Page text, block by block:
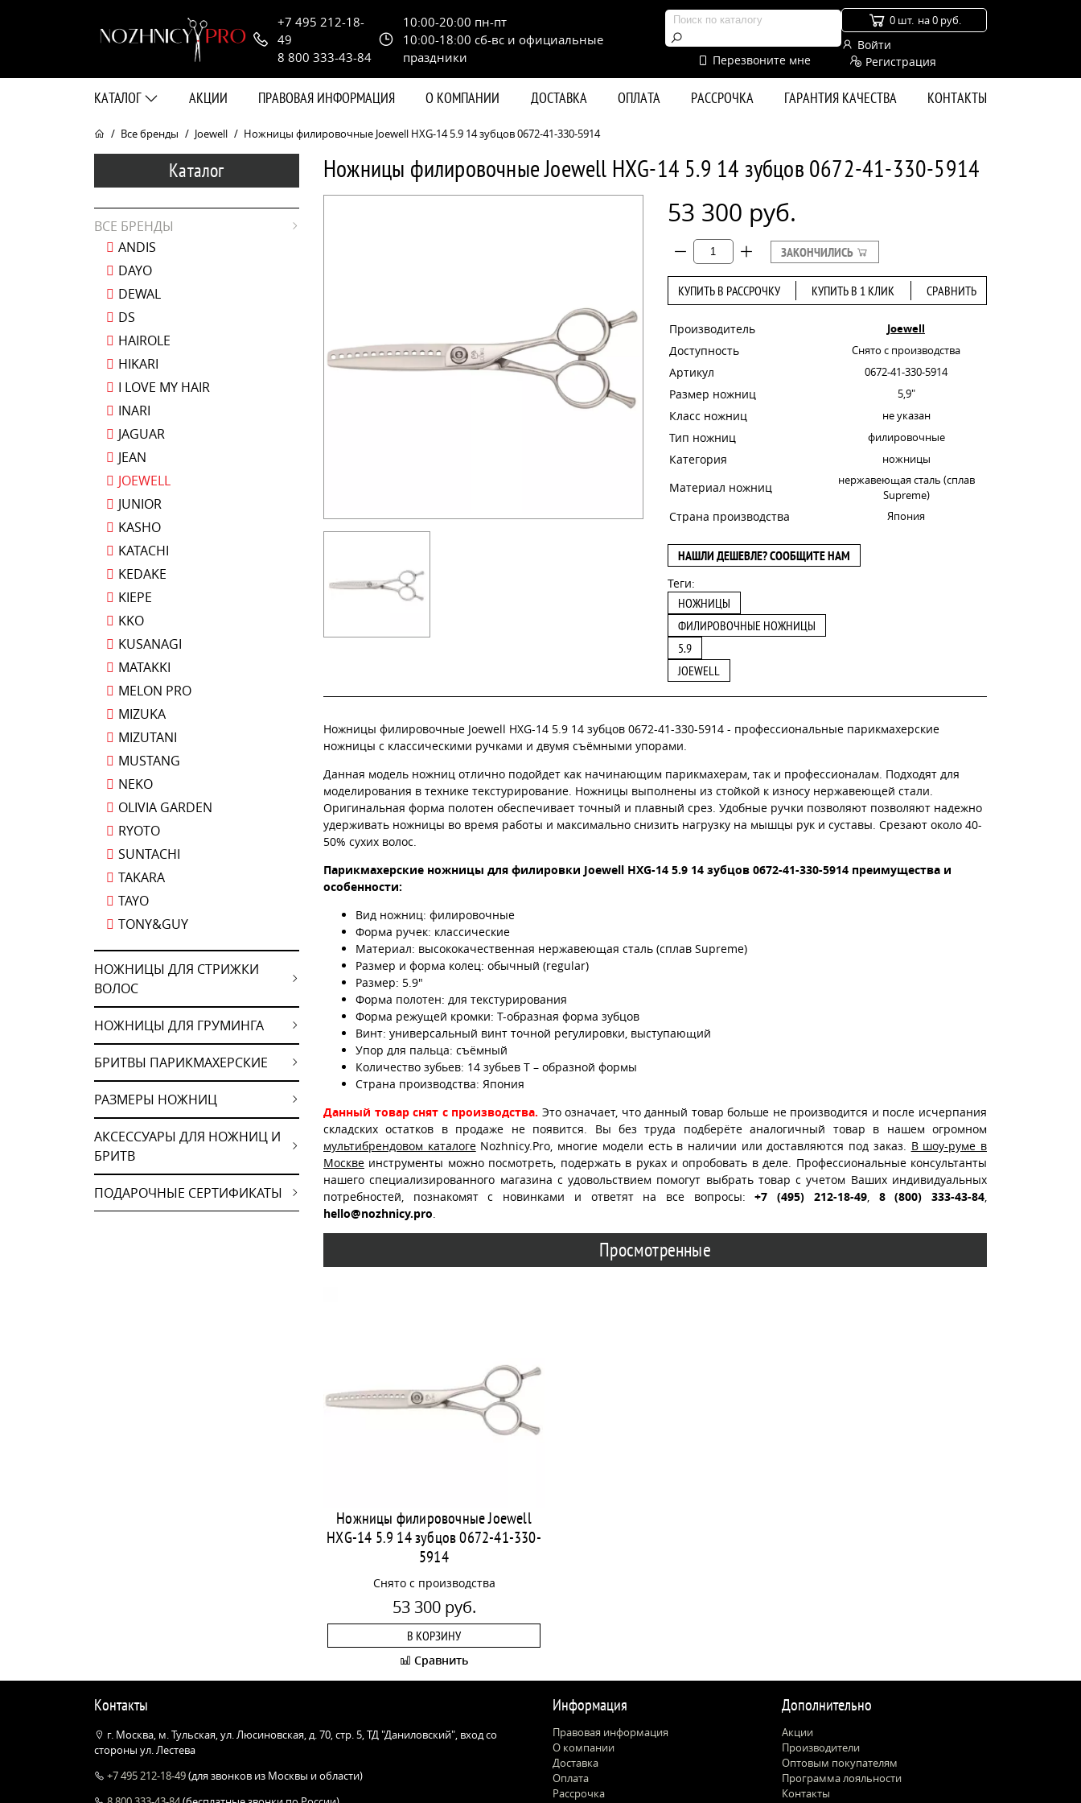
+7 495 212-18-
49
8 800 333-43-84
10:00-20:00 пн-пт
10:00-18:00 сб-вс и официальные
праздники
Перезвоните мне
0 шт. на 0 руб.
Войти
Регистрация
КАТАЛОГ АКЦИИ ПРАВОВАЯ ИНФОРМАЦИЯ О КОМПАНИИ ДОСТАВКА ОПЛАТА РАССРОЧКА ГАРАНТИЯ КАЧЕСТВА КОНТАКТЫ
Все бренды Joewell Ножницы филировочные Joewell HXG-14 5.9 14 зубцов 0672-41-330-5914
Каталог
ВСЕ БРЕНДЫ
ANDIS
DAYO
DEWAL
DS
HAIROLE
HIKARI
I LOVE MY HAIR
INARI
JAGUAR
JEAN
JOEWELL
JUNIOR
KASHO
KATACHI
KEDAKE
KIEPE
KKO
KUSANAGI
MATAKKI
MELON PRO
MIZUKA
MIZUTANI
MUSTANG
NEKO
OLIVIA GARDEN
RYOTO
SUNTACHI
TAKARA
TAYO
TONY&GUY
НОЖНИЦЫ ДЛЯ СТРИЖКИ
ВОЛОС
НОЖНИЦЫ ДЛЯ ГРУМИНГА
БРИТВЫ ПАРИКМАХЕРСКИЕ
РАЗМЕРЫ НОЖНИЦ
АКСЕССУАРЫ ДЛЯ НОЖНИЦ И
БРИТВ
ПОДАРОЧНЫЕ СЕРТИФИКАТЫ
Ножницы филировочные Joewell HXG-14 5.9 14 зубцов 0672-41-330-5914
53 300 руб.
ЗАКОНЧИЛИСЬ
КУПИТЬ В РАССРОЧКУ КУПИТЬ В 1 КЛИК СРАВНИТЬ
Производитель Joewell
Доступность Снято с производства
Артикул 0672-41-330-5914
Размер ножниц 5,9"
Класс ножниц не указан
Тип ножниц филировочные
Категория ножницы
Материал ножниц
нержавеющая сталь (сплав
Supreme)
Страна производства Япония
НАШЛИ ДЕШЕВЛЕ? СООБЩИТЕ НАМ
Теги:
НОЖНИЦЫ
ФИЛИРОВОЧНЫЕ НОЖНИЦЫ
5.9
JOEWELL
Ножницы филировочные Joewell HXG-14 5.9 14 зубцов 0672-41-330-5914 - профессиональные парикмахерские
ножницы с классическими ручками и двумя съёмными упорами.
Данная модель ножниц отлично подойдет как начинающим парикмахерам, так и профессионалам. Подходят для
моделирования в технике текстурирование. Ножницы выполнены из стойкой к износу нержавеющей стали.
Оригинальная форма полотен обеспечивает точный и плавный срез. Удобные ручки позволяют позволяют надежно
удерживать ножницы во время работы и максимально снизить нагрузку на мышцы рук и суставы. Срезают около 40-
50% сухих волос.
Парикмахерские ножницы для филировки Joewell HXG-14 5.9 14 зубцов 0672-41-330-5914 преимущества и
особенности:
Вид ножниц: филировочные
Форма ручек: классические
Материал: высококачественная нержавеющая сталь (сплав Supreme)
Размер и форма колец: обычный (regular)
Размер: 5.9"
Форма полотен: для текстурирования
Форма режущей кромки: Т-образная форма зубцов
Винт: универсальный винт точной регулировки, выступающий
Упор для пальца: съёмный
Количество зубьев: 14 зубьев Т – образной формы
Страна производства: Япония
Данный товар снят с производства. Это означает, что данный товар больше не производится и после исчерпания
складских остатков в продаже не появится. Вы без труда подберёте аналогичный товар в нашем огромном
мультибрендовом каталогеNozhnicy.Pro, многие модели есть в наличии или доставляются под заказ. В шоу-руме в
Москве инструменты можно посмотреть, подержать в руках и опробовать в деле. Профессиональные консультанты
нашего специализированного магазина с удовольствием помогут выбрать товар с учетом Ваших индивидуальных
потребностей, познакомят с новинками и ответят на все вопросы:+7 (495) 212-18-49, 8 (800) 333-43-84,
hello@nozhnicy.pro.
Просмотренные
Ножницы филировочные Joewell
HXG-14 5.9 14 зубцов 0672-41-330-
5914
Снято с производства
53 300 руб.
В КОРЗИНУ
Сравнить
Контакты
г. Москва, м. Тульская, ул. Люсиновская, д. 70, стр. 5, ТД "Даниловский", вход со
стороны ул. Лестева
+7 495 212-18-49(для звонков из Москвы и области)
Информация
Правовая информация
О компании
Доставка
Оплата
Рассрочка
Дополнительно
Акции
Производители
Оптовым покупателям
Программа лояльности
Контакты